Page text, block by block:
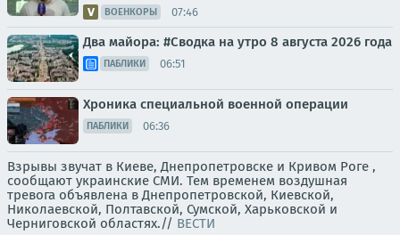
ВОЕНКОРЫ 07:46
Два майора: #Сводка на утро 8 августа 2026 года
ПАБЛИКИ 06:51
Хроника специальной военной операции
ПАБЛИКИ 06:36
Взрывы звучат в Киеве, Днепропетровске и Кривом Роге ,
сообщают украинские СМИ. Тем временем воздушная
тревога объявлена в Днепропетровской, Киевской,
Николаевской, Полтавской, Сумской, Харьковской и
Черниговской областях.// ВЕСТИ